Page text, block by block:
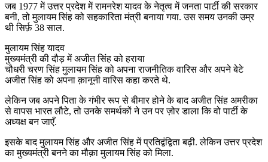
जब 1977 में उत्तर प्रदेश में रामनरेश यादव के नेतृत्व में जनता पार्टी की सरकार
बनी, तो मुलायम सिंह को सहकारिता मंत्री बनाया गया. उस समय उनकी उम्र
थी सिर्फ़ 38 साल.
मुलायम सिंह यादव
मुख्यमंत्री की दौड़ में अजीत सिंह को हराया
चौधरी चरण सिंह मुलायम सिंह को अपना राजनीतिक वारिस और अपने बेटे
अजीत सिंह को अपना क़ानूनी वारिस कहा करते थे.
लेकिन जब अपने पिता के गंभीर रूप से बीमार होने के बाद अजीत सिंह अमरीका
से वापस भारत लौटे, तो उनके समर्थकों ने उन पर ज़ोर डाला कि वो पार्टी के
अध्यक्ष बन जाएँ.
इसके बाद मुलायम सिंह और अजीत सिंह में प्रतिद्वंद्विता बढ़ी. लेकिन उत्तर प्रदेश
का मुख्यमंत्री बनने का मौक़ा मुलायम सिंह को मिला.